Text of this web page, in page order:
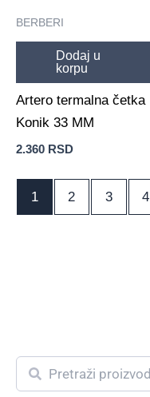
S
BERBERI
Dodaj u
korpu
Artero termalna četka
Konik 33 MM
2.360 RSD
1 2 3 4